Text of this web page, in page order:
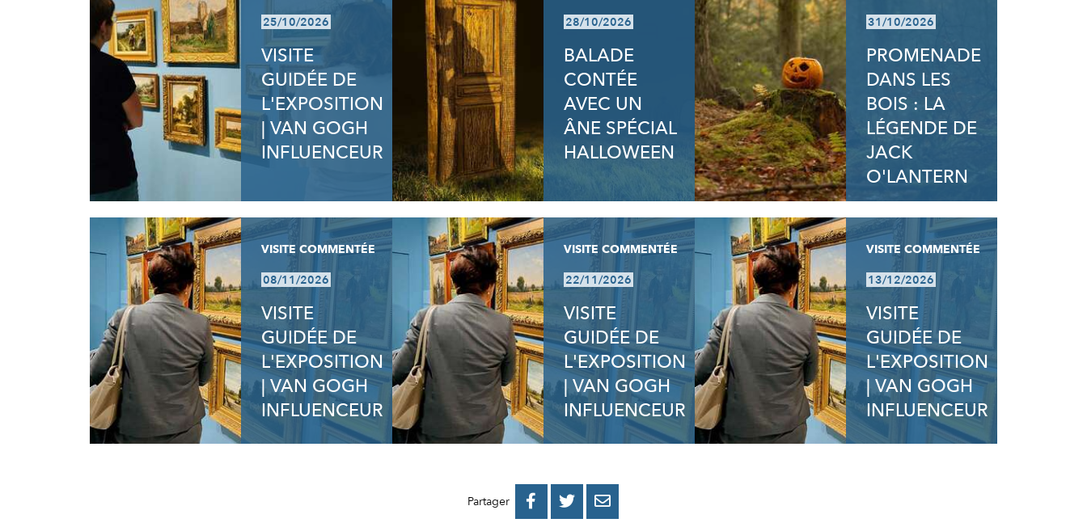
25/10/2026
VISITE
GUIDÉE DE
L'EXPOSITION
| VAN GOGH
INFLUENCEUR
28/10/2026
BALADE
CONTÉE
AVEC UN
ÂNE SPÉCIAL
HALLOWEEN
31/10/2026
PROMENADE
DANS LES
BOIS : LA
LÉGENDE DE
JACK
O'LANTERN
VISITE COMMENTÉE
08/11/2026
VISITE
GUIDÉE DE
L'EXPOSITION
| VAN GOGH
INFLUENCEUR
VISITE COMMENTÉE
22/11/2026
VISITE
GUIDÉE DE
L'EXPOSITION
| VAN GOGH
INFLUENCEUR
VISITE COMMENTÉE
13/12/2026
VISITE
GUIDÉE DE
L'EXPOSITION
| VAN GOGH
INFLUENCEUR
Partager 
PARTAGER
PARTAGER
PARTAGER